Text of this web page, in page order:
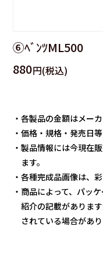
⑥ﾍﾞﾝﾂML500
880円(税込)
・各製品の金額はメー
・価格・規格・発売日
・製品情報には今現在
ます。
・各種完成品画像は、
・商品によって、パッ
紹介の記載がありま
されている場合があり